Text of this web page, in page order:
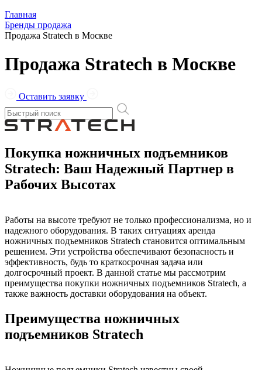
Главная
Бренды продажа
Продажа Stratech в Москве
Продажа Stratech в Москве
Оставить заявку
Покупка ножничных подъемников
Stratech: Ваш Надежный Партнер в
Рабочих Высотах
Работы на высоте требуют не только профессионализма, но и
надежного оборудования. В таких ситуациях аренда
ножничных подъемников Stratech становится оптимальным
решением. Эти устройства обеспечивают безопасность и
эффективность, будь то краткосрочная задача или
долгосрочный проект. В данной статье мы рассмотрим
преимущества покупки ножничных подъемников Stratech, а
также важность доставки оборудования на объект.
Преимущества ножничных
подъемников Stratech